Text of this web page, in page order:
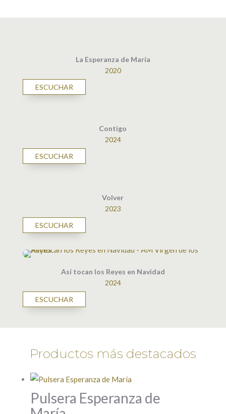
La Esperanza de María
2020
ESCUCHAR
Contigo
2024
ESCUCHAR
Volver
2023
ESCUCHAR
Así tocan los Reyes en Navidad
2024
ESCUCHAR
Productos más destacados
Pulsera Esperanza de